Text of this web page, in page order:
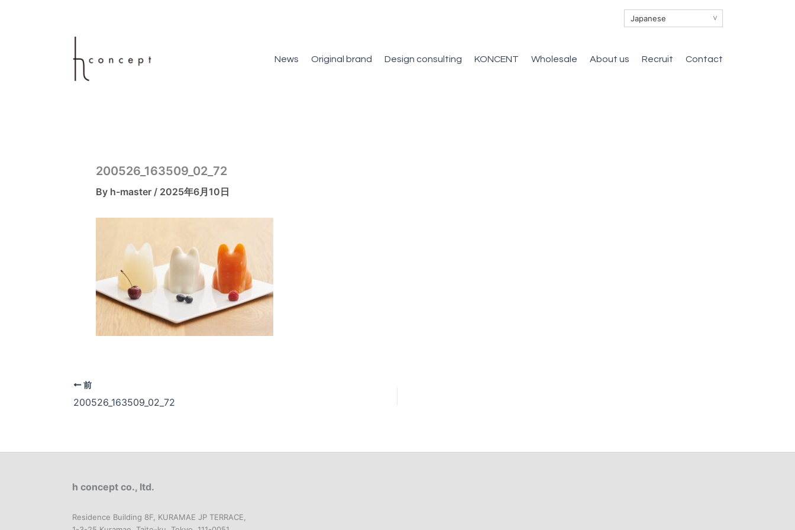
∨
News Original brand Design consulting KONCENT Wholesale About us Recruit Contact
200526_163509_02_72
By h-master / 2025年6月10日
前
200526_163509_02_72
h concept co., ltd.
Residence Building 8F, KURAMAE JP TERRACE,